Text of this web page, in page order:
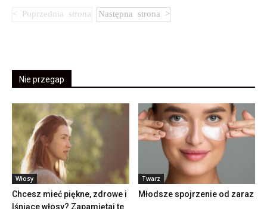
Nie przegap
Włosy
Chcesz mieć piękne, zdrowe i
lśniące włosy? Zapamiętaj te
Twarz
Młodsze spojrzenie od zaraz